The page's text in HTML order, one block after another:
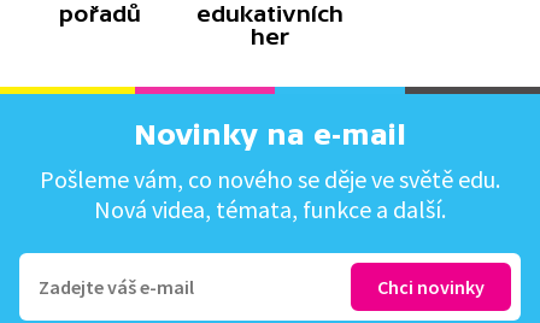
pořadů
edukativních
her
Novinky na e-mail
Pošleme vám, co nového se děje ve světě edu.
Nová videa, témata, funkce a další.